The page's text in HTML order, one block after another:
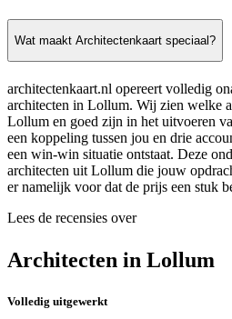
Wat maakt Architectenkaart speciaal?
architectenkaart.nl opereert volledig
architecten in Lollum. Wij zien welke
Lollum en goed zijn in het uitvoeren
een koppeling tussen jou en drie
een win-win situatie ontstaat. Deze
architecten uit Lollum die jouw
er namelijk voor dat de prijs een stuk
Lees de recensies over
Architecten in Lollum
Volledig uitgewerkt